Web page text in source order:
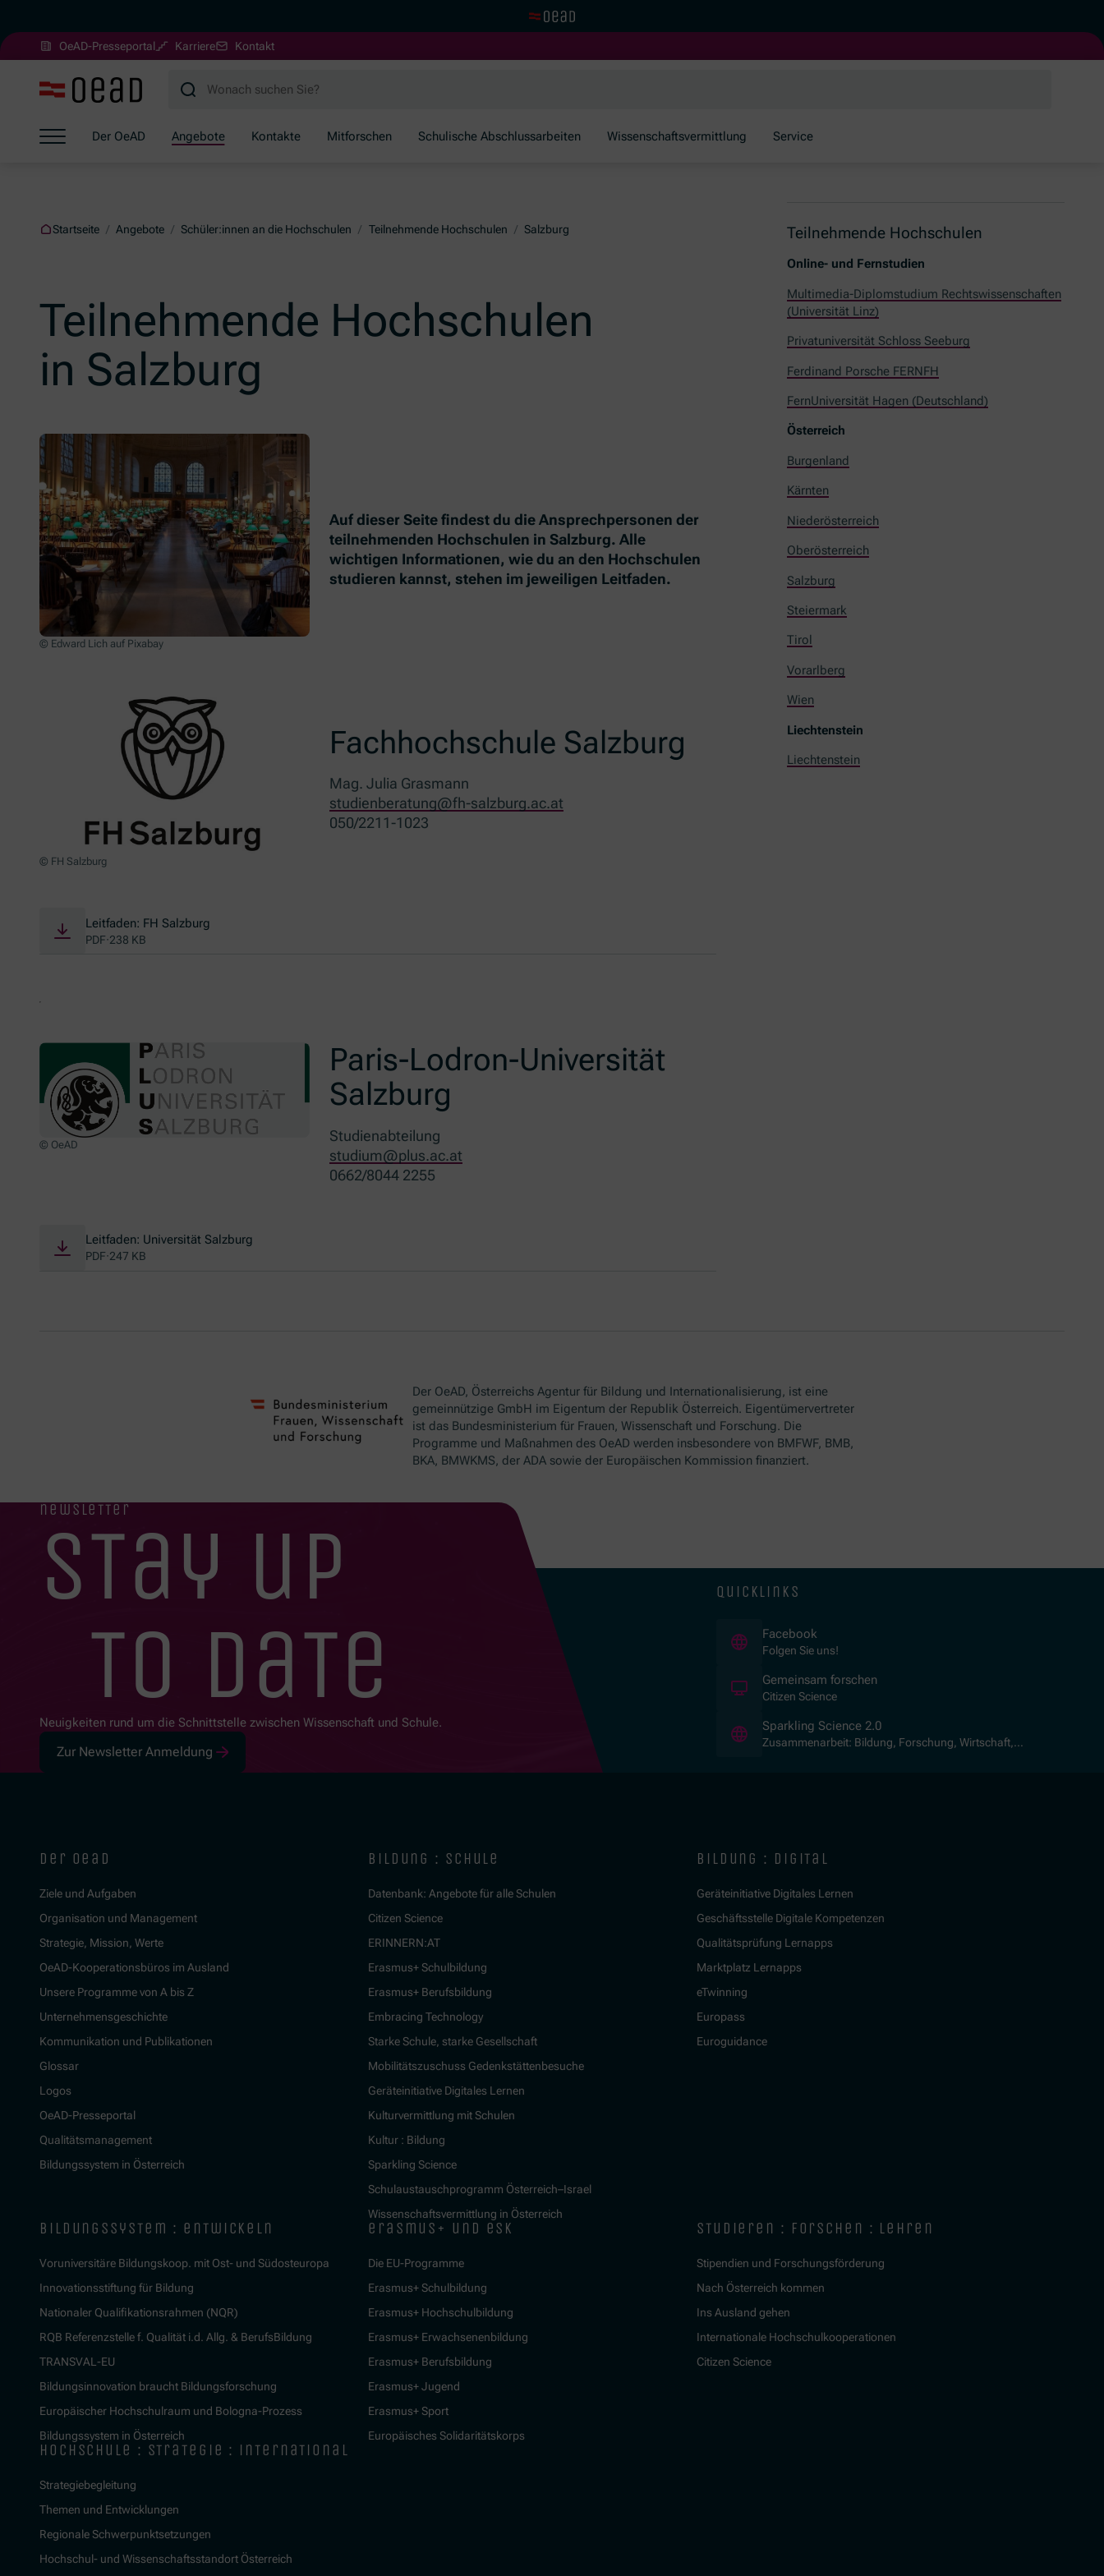
OeAD-Presseportal Karriere(Öffnet in neuem Fenster)
Kontakt
Der OeAD
Angebote Kontakte Mitforschen Schulische Abschlussarbeiten Wissenschaftsvermittlung Service
Startseite / Angebote / Schüler:innen an die Hochschulen / Teilnehmende Hochschulen / Salzburg
Teilnehmende Hochschulen
in Salzburg
© Edward Lich auf Pixabay
Auf dieser Seite findest du die Ansprechpersonen der
teilnehmenden Hochschulen in Salzburg. Alle
wichtigen Informationen, wie du an den Hochschulen
studieren kannst, stehen im jeweiligen Leitfaden.
© FH Salzburg
Fachhochschule Salzburg
Mag. Julia Grasmann
studienberatung@fh-salzburg.ac.at
050/2211-1023
Leitfaden: FH Salzburg
PDF·238 KB
© OeAD
Paris-Lodron-Universität
Salzburg
Studienabteilung
studium@plus.ac.at
0662/8044 2255
Leitfaden: Universität Salzburg
PDF·247 KB
Teilnehmende Hochschulen
Online- und Fernstudien
Multimedia-Diplomstudium Rechtswissenschaften
(Universität Linz)
Privatuniversität Schloss Seeburg
Ferdinand Porsche FERNFH
FernUniversität Hagen (Deutschland)
Österreich
Burgenland
Kärnten
Niederösterreich
Oberösterreich
Salzburg
Steiermark
Tirol
Vorarlberg
Wien
Liechtenstein
Liechtenstein
Der OeAD, Österreichs Agentur für Bildung und Internationalisierung, ist eine
gemeinnützige GmbH im Eigentum der Republik Österreich. Eigentümervertreter
ist das Bundesministerium für Frauen, Wissenschaft und Forschung. Die
Programme und Maßnahmen des OeAD werden insbesondere von BMFWF, BMB,
BKA, BMWKMS, der ADA sowie der Europäischen Kommission finanziert.
newsletter
stay up
to date
Neuigkeiten rund um die Schnittstelle zwischen Wissenschaft und Schule.
Zur Newsletter Anmeldung
quicklinks
Facebook
Folgen Sie uns!
Gemeinsam forschen(Öffnet in neuem Fenster)
Citizen Science
Sparkling Science 2.0(Öffnet in neuem Fenster)
Zusammenarbeit: Bildung, Forschung, Wirtschaft,
der oead
Ziele und Aufgaben
Organisation und Management
Strategie, Mission, Werte
OeAD-Kooperationsbüros im Ausland
Unsere Programme von A bis Z
Unternehmensgeschichte
Kommunikation und Publikationen
Glossar
Logos
OeAD-Presseportal
Qualitätsmanagement
Bildungssystem in Österreich
bildung : schule
Datenbank: Angebote für alle Schulen
Citizen Science
ERINNERN:AT
Erasmus+ Schulbildung
Erasmus+ Berufsbildung
Embracing Technology
Starke Schule, starke Gesellschaft
Mobilitätszuschuss Gedenkstättenbesuche
Geräteinitiative Digitales Lernen
Kulturvermittlung mit Schulen
Kultur : Bildung
Sparkling Science
Schulaustauschprogramm Österreich–Israel
Wissenschaftsvermittlung in Österreich
bildung : digital
Geräteinitiative Digitales Lernen
Geschäftsstelle Digitale Kompetenzen
Qualitätsprüfung Lernapps
Marktplatz Lernapps
eTwinning
Europass
Euroguidance
bildungssystem : entwickeln
Voruniversitäre Bildungskoop. mit Ost- und Südosteuropa
Innovationsstiftung für Bildung
Nationaler Qualifikationsrahmen (NQR)
RQB Referenzstelle f. Qualität i.d. Allg. & BerufsBildung
TRANSVAL-EU
Bildungsinnovation braucht Bildungsforschung
Europäischer Hochschulraum und Bologna-Prozess
Bildungssystem in Österreich
erasmus+ und esk
Die EU-Programme
Erasmus+ Schulbildung
Erasmus+ Hochschulbildung
Erasmus+ Erwachsenenbildung
Erasmus+ Berufsbildung
Erasmus+ Jugend
Erasmus+ Sport
Europäisches Solidaritätskorps
studieren : forschen : lehren
Stipendien und Forschungsförderung
Nach Österreich kommen
Ins Ausland gehen
Internationale Hochschulkooperationen
Citizen Science
hochschule : strategie : international
Strategiebegleitung
Themen und Entwicklungen
Regionale Schwerpunktsetzungen
Hochschul- und Wissenschaftsstandort Österreich